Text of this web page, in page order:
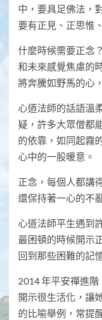
中，要具足佛法，
要有正見、正思惟
什麼時候需要正念
和未來感覺焦慮的
將奔騰如野馬的心
心道法師的話語溫
疑，許多大眾僧都
的依靠，如同起霧
心中的一股暖意。
正念，每個人都講
還保持著一心的不
心道法師平生遇到
最困頓的時候開示
回到那些困難的記
2014 年平安禪進
開示很生活化，讓
的比喻舉例，常提